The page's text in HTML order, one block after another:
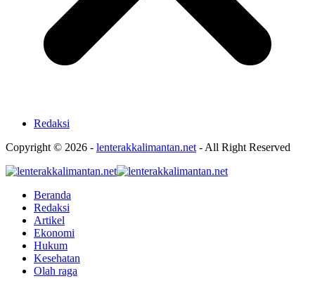
Redaksi
Copyright © 2026 - lenterakkalimantan.net - All Right Reserved
Beranda
Redaksi
Artikel
Ekonomi
Hukum
Kesehatan
Olah raga